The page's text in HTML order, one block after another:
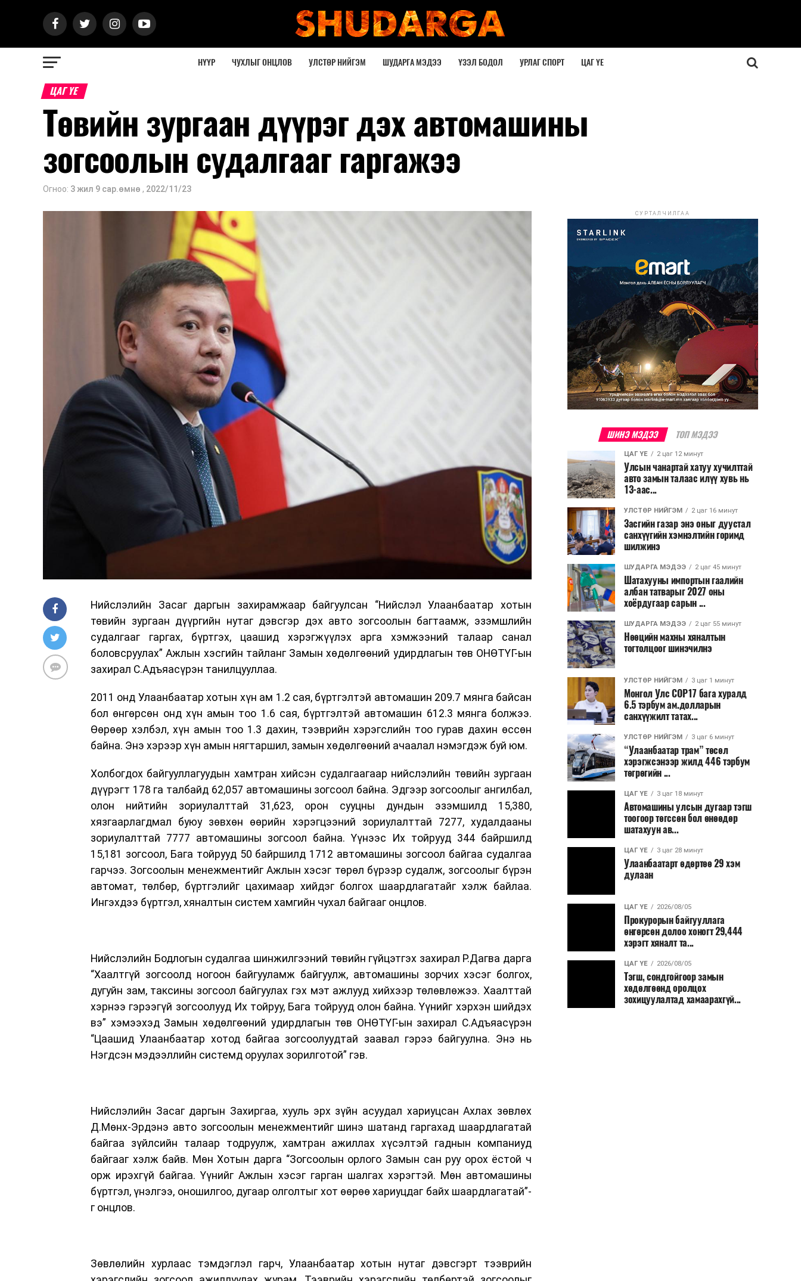
НҮҮР ЧУХЛЫГ ОНЦЛОВ УЛСТӨР НИЙГЭМ ШУДАРГА МЭДЭЭ ҮЗЭЛ БОДОЛ УРЛАГ СПОРТ ЦАГ ҮЕ
ЦАГ ҮЕ
Төвийн зургаан дүүрэг дэх автомашины
зогсоолын судалгааг гаргажээ
Огноо: 3 жил 9 сар.өмнө , 2022/11/23
Нийслэлийн Засаг даргын захирамжаар байгуулсан “Нийслэл Улаанбаатар хотын
төвийн зургаан дүүргийн нутаг дэвсгэр дэх авто зогсоолын багтаамж, эзэмшлийн
судалгааг гаргах, бүртгэх, цаашид хэрэгжүүлэх арга хэмжээний талаар санал
боловсруулах” Ажлын хэсгийн тайланг Замын хөдөлгөөний удирдлагын төв ОНӨТҮГ-ын
захирал С.Адъяасүрэн танилцууллаа.
2011 онд Улаанбаатар хотын хүн ам 1.2 сая, бүртгэлтэй автомашин 209.7 мянга байсан
бол өнгөрсөн онд хүн амын тоо 1.6 сая, бүртгэлтэй автомашин 612.3 мянга болжээ.
Өөрөөр хэлбэл, хүн амын тоо 1.3 дахин, тээврийн хэрэгслийн тоо гурав дахин өссөн
байна. Энэ хэрээр хүн амын нягтаршил, замын хөдөлгөөний ачаалал нэмэгдэж буй юм.
Холбогдох байгууллагуудын хамтран хийсэн судалгаагаар нийслэлийн төвийн зургаан
дүүрэгт 178 га талбайд 62,057 автомашины зогсоол байна. Эдгээр зогсоолыг ангилбал,
олон нийтийн зориулалттай 31,623, орон сууцны дундын эзэмшилд 15,380,
хязгаарлагдмал буюу зөвхөн өөрийн хэрэгцээний зориулалттай 7277, худалдааны
зориулалттай 7777 автомашины зогсоол байна. Үүнээс Их тойрууд 344 байршилд
15,181 зогсоол, Бага тойрууд 50 байршилд 1712 автомашины зогсоол байгаа судалгаа
гарчээ. Зогсоолын менежментийг Ажлын хэсэг төрөл бүрээр судалж, зогсоолыг бүрэн
автомат, төлбөр, бүртгэлийг цахимаар хийдэг болгох шаардлагатайг хэлж байлаа.
Ингэхдээ бүртгэл, хяналтын систем хамгийн чухал байгааг онцлов.
Нийслэлийн Бодлогын судалгаа шинжилгээний төвийн гүйцэтгэх захирал Р.Дагва дарга
“Хаалтгүй зогсоолд ногоон байгууламж байгуулж, автомашины зорчих хэсэг болгох,
дугуйн зам, таксины зогсоол байгуулах гэх мэт ажлууд хийхээр төлөвлөжээ. Хаалттай
хэрнээ гэрээгүй зогсоолууд Их тойруу, Бага тойрууд олон байна. Үүнийг хэрхэн шийдэх
вэ” хэмээхэд Замын хөдөлгөөний удирдлагын төв ОНӨТҮГ-ын захирал С.Адъяасүрэн
“Цаашид Улаанбаатар хотод байгаа зогсоолуудтай заавал гэрээ байгуулна. Энэ нь
Нэгдсэн мэдээллийн системд оруулах зорилготой” гэв.
Нийслэлийн Засаг даргын Захиргаа, хууль эрх зүйн асуудал хариуцсан Ахлах зөвлөх
Д.Мөнх-Эрдэнэ авто зогсоолын менежментийг шинэ шатанд гаргахад шаардлагатай
байгаа зүйлсийн талаар тодруулж, хамтран ажиллах хүсэлтэй гаднын компаниуд
байгааг хэлж байв. Мөн Хотын дарга “Зогсоолын орлого Замын сан руу орох ёстой ч
орж ирэхгүй байгаа. Үүнийг Ажлын хэсэг гарган шалгах хэрэгтэй. Мөн автомашины
бүртгэл, үнэлгээ, оношилгоо, дугаар олголтыг хот өөрөө хариуцдаг байх шаардлагатай”-
г онцлов.
Зөвлөлийн хурлаас тэмдэглэл гарч, Улаанбаатар хотын нутаг дэвсгэрт тээврийн
СУРТАЛЧИЛГАА
ШИНЭ МЭДЭЭ ТОП МЭДЭЭ
ЦАГ ҮЕ 2 цаг 12 минут
Улсын чанартай хатуу хучилттай
авто замын талаас илүү хувь нь
13-аас...
УЛСТӨР НИЙГЭМ 2 цаг 16 минут
Засгийн газар энэ оныг дуустал
санхүүгийн хэмнэлтийн горимд
шилжинэ
ШУДАРГА МЭДЭЭ 2 цаг 45 минут
Шатахууны импортын гаалийн
албан татварыг 2027 оны
хоёрдугаар сарын ...
ШУДАРГА МЭДЭЭ 2 цаг 55 минут
Нөөцийн махны хяналтын
тогтолцоог шинэчилнэ
УЛСТӨР НИЙГЭМ 3 цаг 1 минут
Монгол Улс COP17 бага хуралд
6.5 тэрбум ам.долларын
санхүүжилт татах...
УЛСТӨР НИЙГЭМ 3 цаг 6 минут
“Улаанбаатар трам” төсөл
хэрэгжсэнээр жилд 446 тэрбум
төгрөгийн ...
ЦАГ ҮЕ 3 цаг 18 минут
Автомашины улсын дугаар тэгш
тоогоор төгссөн бол өнөөдөр
шатахуун ав...
ЦАГ ҮЕ 3 цаг 28 минут
Улаанбаатарт өдөртөө 29 хэм
дулаан
ЦАГ ҮЕ 2026/08/05
Прокурорын байгууллага
өнгөрсөн долоо хоногт 29,444
хэрэгт хяналт та...
ЦАГ ҮЕ 2026/08/05
Тэгш, сондгойгоор замын
хөдөлгөөнд оролцох
зохицуулалтад хамаарахгүй...